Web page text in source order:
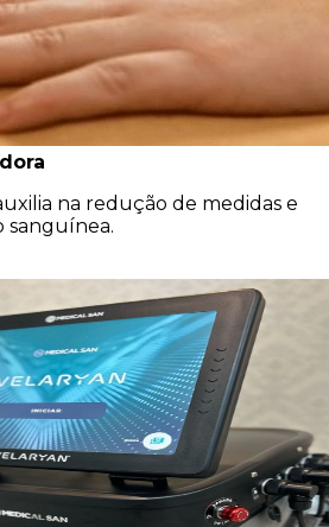
na redução de medidas e
sanguínea.